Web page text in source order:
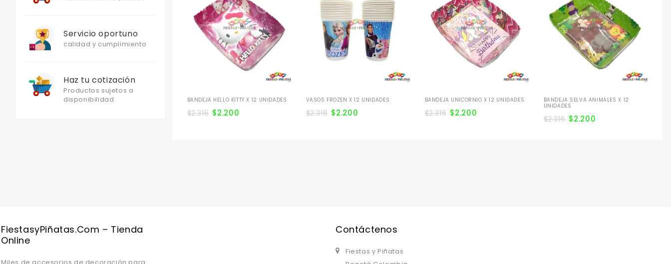
BANDEJA HELLO KITTY X 12 UNIDADES
$2.316 $2.200
VASOS FROZEN X 12 UNIDADES
$2.316 $2.200
BANDEJA UNICORNIO X 12 UNIDADES
$2.316 $2.200
BANDEJA SELVA ANIMALES X 12
UNIDADES
$2.316 $2.200
Servicio oportuno
calidad y cumplimiento
Haz tu cotización
Productos sujetos a
disponibilidad
FiestasyPiñatas.com – Tienda
Online
Contáctenos
Fiestas y Piñatas